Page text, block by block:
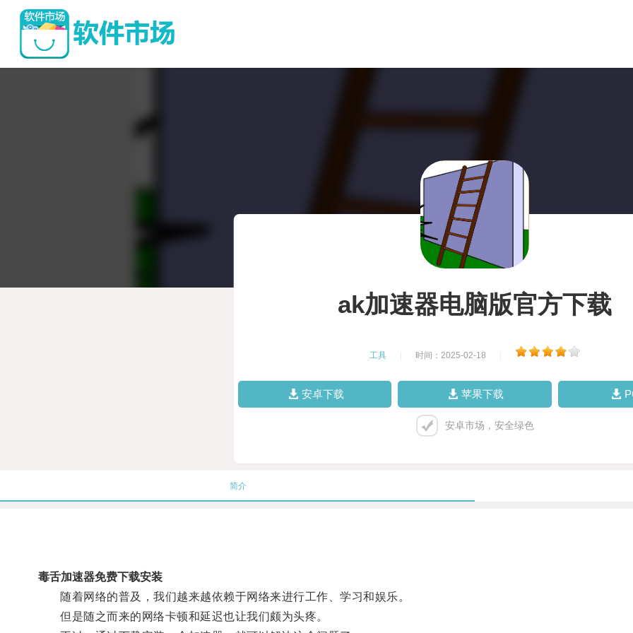
ak加速器电脑版官方下载
工具 时间：2025-02-18
安卓下载 苹果下载
安卓市场，安全绿色
简介
毒舌加速器免费下载安装
随着网络的普及，我们越来越依赖于网络来进行工作、学习和娱乐。
但是随之而来的网络卡顿和延迟也让我们颇为头疼。